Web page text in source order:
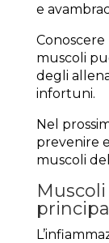
e
Conoscere
muscoli
degli
infortuni.
Nel
prevenire
muscoli